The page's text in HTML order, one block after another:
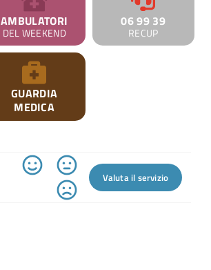
AMBULATORI
DEL WEEKEND
GUARDIA
MEDICA
06 99 39
RECUP
Valuta il servizio